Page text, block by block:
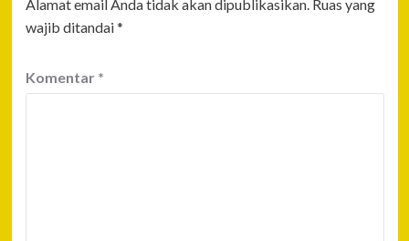
Alamat email Anda tidak akan dipublikasikan. Ruas yang
wajib ditandai*
Komentar *